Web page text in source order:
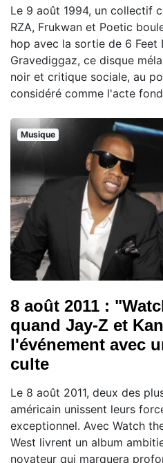
Le 9 août 1994, un collectif
RZA, Frukwan et Poetic
hop avec la sortie de 6 Feet
Gravediggaz, ce disque
noir et critique sociale, au
considéré comme l'acte
Musique
8 août 2011 :
quand Jay-Z et
l'événement avec
culte
Le 8 août 2011, deux des
américain unissent leurs
exceptionnel. Avec Watch
West livrent un album
novateur qui marquera